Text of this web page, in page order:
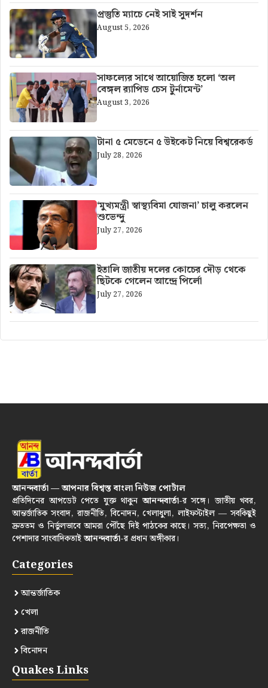
প্রস্তুতি ম্যাচে নেই সাই সুদর্শন
August 5, 2026
সাফল্যের সাথে আয়োজিত হলো ‘অল
বেঙ্গল র‍্যাপিড চেস টুর্নামেন্ট’
August 3, 2026
টানা ৫ মেডেনে ৫ উইকেট নিয়ে বিশ্বরেকর্ড
July 28, 2026
‘মুখ্যমন্ত্রী স্বাস্থ্যবিমা যোজনা’ চালু করলেন
শুভেন্দু
July 27, 2026
ইতালি জাতীয় দলের কোচের দৌড় থেকে
ছিটকে গেলেন আন্দ্রে পির্লো
July 27, 2026
আনন্দবার্তা — আপনার বিশ্বস্ত বাংলা নিউজ পোর্টাল
প্রতিদিনের আপডেট পেতে যুক্ত থাকুনআনন্দবার্তা-র সঙ্গে। জাতীয় খবর,
আন্তর্জাতিক সংবাদ, রাজনীতি, বিনোদন, খেলাধুলা, লাইফস্টাইল — সবকিছুই
দ্রুততম ও নির্ভুলভাবে আমরা পৌঁছে দিই পাঠকের কাছে। সত্য, নিরপেক্ষতা ও
পেশাদার সাংবাদিকতাইআনন্দবার্তা-র প্রধান অঙ্গীকার।
Categories
আন্তর্জাতিক
খেলা
রাজনীতি
বিনোদন
Quakes Links